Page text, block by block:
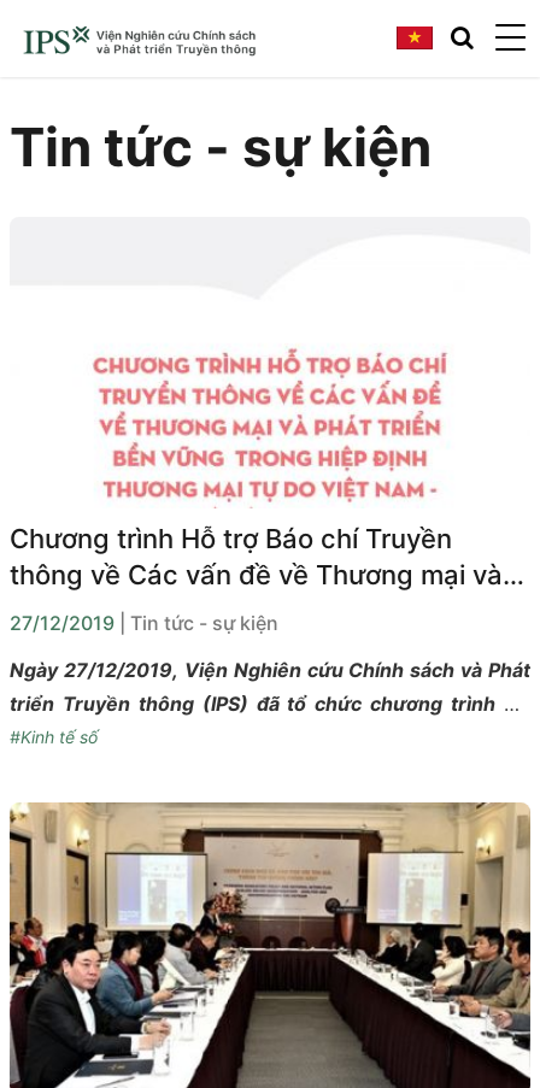
Tin tức - sự kiện
Chương trình Hỗ trợ Báo chí Truyền
thông về Các vấn đề về Thương mại và
Phát triển bền vững trong Hiệp định
27/12/2019
| Tin tức - sự kiện
Ngày 27/12/2019, Viện Nghiên cứu Chính sách và Phát
triển Truyền thông (IPS) đã tổ chức chương trình Hỗ
trợ Báo chí Truyền thông về Các vấn đề về Thương mại
EVFTA.
#Kinh tế số